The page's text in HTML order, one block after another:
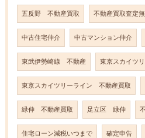
五反野 不動産買取 不動産買取査定
中古住宅仲介 中古マンション仲介
東武伊勢崎線 不動産 東京スカイツ
東京スカイツリーライン 不動産買取
緑伸 不動産買取 足立区 緑伸
住宅ローン減税いつまで 確定申告